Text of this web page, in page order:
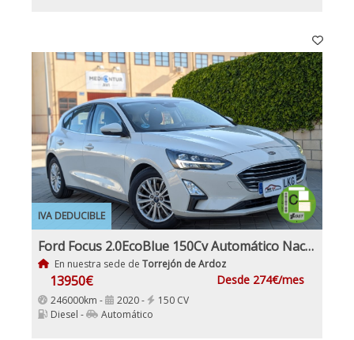
IVA DEDUCIBLE
Ford Focus 2.0EcoBlue 150Cv Automático Nacional IVA y Garantía Incl
En nuestra sede de Torrejón de Ardoz
13950€ Desde 274€/mes
246000km - 2020 -
150 CV
Diesel -
Automático